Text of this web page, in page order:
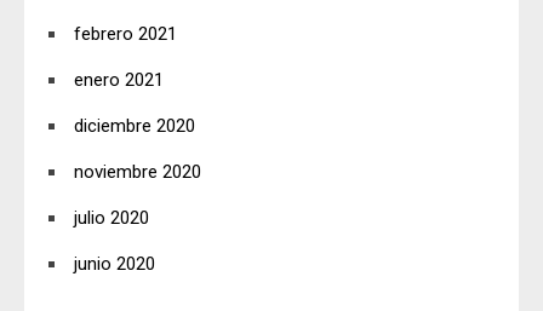
febrero 2021
enero 2021
diciembre 2020
noviembre 2020
julio 2020
junio 2020